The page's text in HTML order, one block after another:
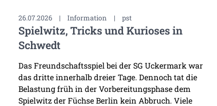
26.07.2026 | Information | pst
Spielwitz, Tricks und Kurioses in
Schwedt
Das Freundschaftsspiel bei der SG Uckermark war
das dritte innerhalb dreier Tage. Dennoch tat die
Belastung früh in der Vorbereitungsphase dem
Spielwitz der Füchse Berlin kein Abbruch. Viele